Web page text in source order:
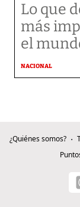
Lo que
más
el
NACIONAL
¿Quiénes somos?